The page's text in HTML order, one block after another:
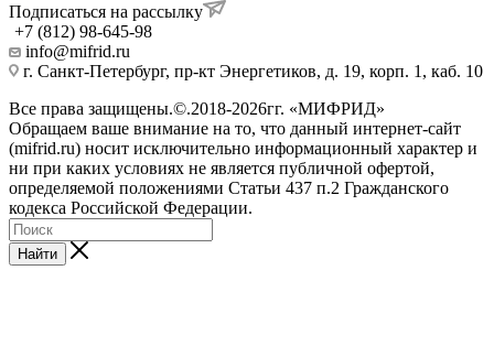
Подписаться на рассылку
+7 (812) 98-645-98
info@mifrid.ru
г. Санкт-Петербург, пр-кт Энергетиков, д. 19, корп. 1, каб. 10
Все права защищены.©.2018-2026гг. «МИФРИД»
Обращаем ваше внимание на то, что данный интернет-сайт
(mifrid.ru) носит исключительно информационный характер и
ни при каких условиях не является публичной офертой,
определяемой положениями Статьи 437 п.2 Гражданского
кодекса Российской Федерации.
Найти